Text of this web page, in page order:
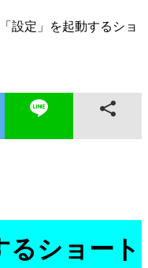
設定」を起動するショ
るショート